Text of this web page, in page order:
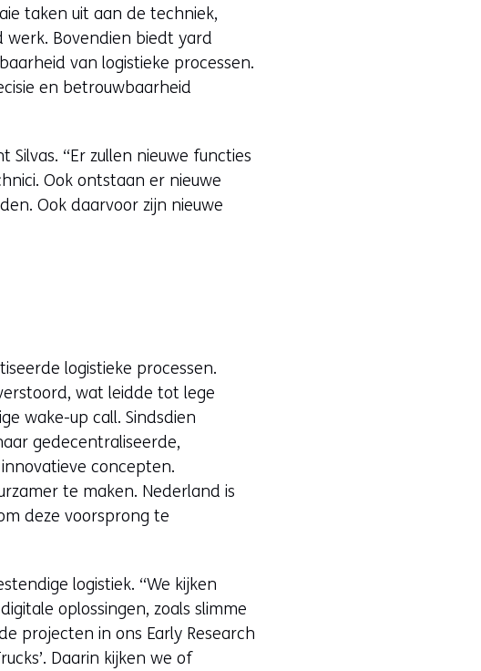
taken uit aan de techniek,
Bovendien biedt yard
van logistieke processen.
en betrouwbaarheid
“Er zullen nieuwe functies
Ook ontstaan er nieuwe
Ook daarvoor zijn nieuwe
logistieke processen.
wat leidde tot lege
wake-up call. Sindsdien
gedecentraliseerde,
concepten.
te maken. Nederland is
deze voorsprong te
logistiek. “We kijken
oplossingen, zoals slimme
projecten in ons Early Research
Daarin kijken we of